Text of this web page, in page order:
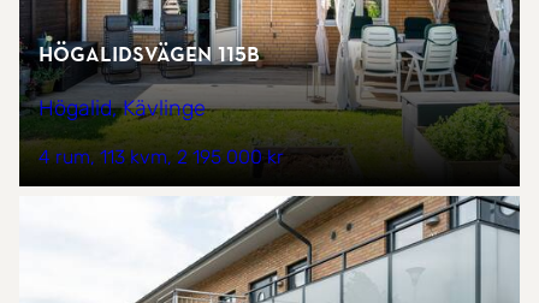
Högalidsvägen 115B
Högalid, Kävlinge
4 rum 113 kvm 2 195 000 kr